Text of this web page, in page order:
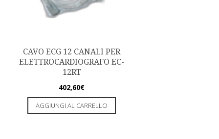
CAVO ECG 12 CANALI PER
ELETTROCARDIOGRAFO EC-
12RT
402,60€
AGGIUNGI AL CARRELLO